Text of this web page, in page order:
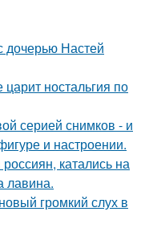
дочерью Настей
ностальгия по
серией снимков - и
и настроении.
катались на
лавина.
громкий слух в